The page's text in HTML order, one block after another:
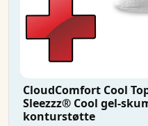
CloudComfort Cool
Sleezzz® Cool gel-
konturstøtte